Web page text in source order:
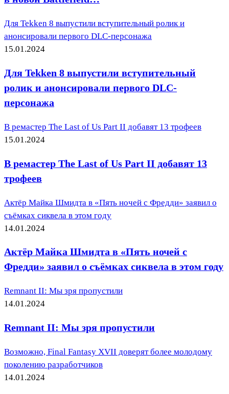
Для Tekken 8 выпустили вступительный ролик и
анонсировали первого DLC-персонажа
15.01.2024
Для Tekken 8 выпустили вступительный
ролик и анонсировали первого DLC-
персонажа
В ремастер The Last of Us Part II добавят 13 трофеев
15.01.2024
В ремастер The Last of Us Part II добавят 13
трофеев
Актёр Майка Шмидта в «Пять ночей с Фредди» заявил о
съёмках сиквела в этом году
14.01.2024
Актёр Майка Шмидта в «Пять ночей с
Фредди» заявил о съёмках сиквела в этом году
Remnant II: Мы зря пропустили
14.01.2024
Remnant II: Мы зря пропустили
Возможно, Final Fantasy XVII доверят более молодому
поколению разработчиков
14.01.2024